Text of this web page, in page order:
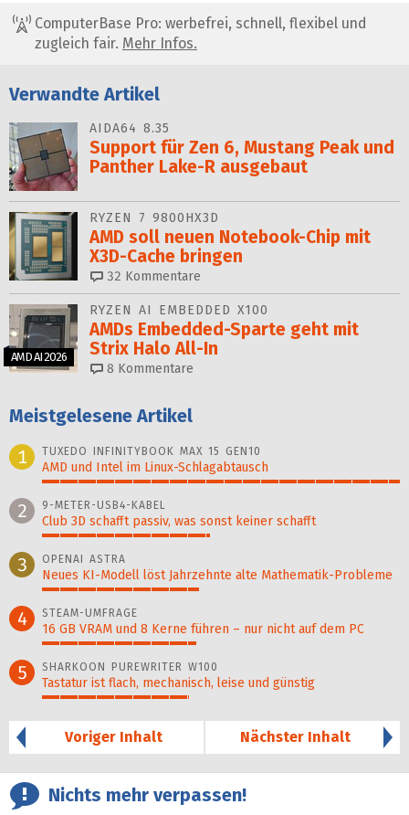
ComputerBase Pro: werbefrei, schnell, flexibel und
zugleich fair. Mehr Infos.
Verwandte Artikel
AIDA64 8.35
Support für Zen 6, Mustang Peak und
Panther Lake-R ausgebaut
RYZEN 7 9800HX3D
AMD soll neuen Notebook-Chip mit
X3D-Cache bringen
32 Kommentare
AMD AI 2026
RYZEN AI EMBEDDED X100
AMDs Embedded-Sparte geht mit
Strix Halo All‑In
8 Kommentare
Meistgelesene Artikel
1
TUXEDO INFINITYBOOK MAX 15 GEN10
AMD und Intel im Linux-Schlagabtausch
100%
2 9-METER-USB4-KABEL
Club 3D schafft passiv, was sonst keiner schafft
47%
3 OPENAI ASTRA
Neues KI-Modell löst Jahr­zehn­te alte Ma­thematik-Pro­ble­me
44%
4 STEAM-UMFRAGE
16 GB VRAM und 8 Kerne führen – nur nicht auf dem PC
43%
5 SHARKOON PUREWRITER W100
Tastatur ist flach, mechanisch, leise und günstig
41%
Voriger Inhalt
Nächster Inhalt
Nichts mehr verpassen!